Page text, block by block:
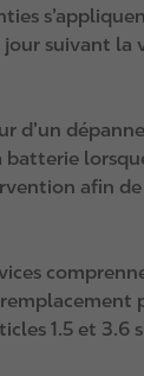
jour suivant
d’un
batterie
afin
1.5 et 3.6